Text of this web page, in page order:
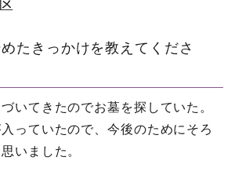
たきっかけを教えてくださ
いてきたのでお墓を探していた。
っていたので、今後のためにそろ
いました。